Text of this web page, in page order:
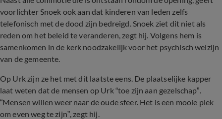
voorlichter Snoek ook aan dat kinderen van leden zelfs
telefonisch met de dood zijn bedreigd. Snoek ziet dit niet als
reden om het beleid te veranderen, zegt hij. Volgens hem is
samenkomen in de kerk noodzakelijk voor het psychisch welzijn
van de gemeente.
Op Urk zijn ze het met dit laatste eens. De plaatselijke kapper
laat weten dat de mensen op Urk “toe zijn aan gezelschap”.
“Mensen willen weer naar de oude sfeer. Het is een mooie plek
om even weg te zijn”, zegt hij.